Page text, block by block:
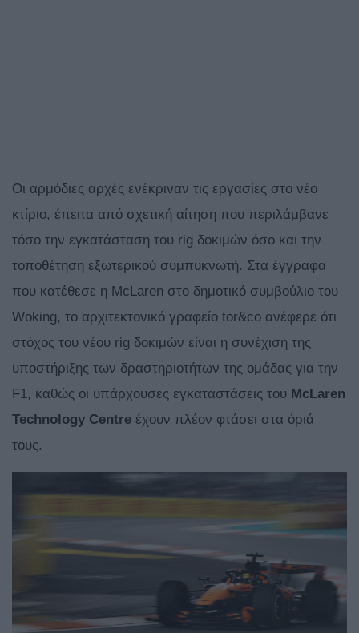
Οι αρμόδιες αρχές ενέκριναν τις εργασίες στο νέο
κτίριο, έπειτα από σχετική αίτηση που περιλάμβανε
τόσο την εγκατάσταση του rig δοκιμών όσο και την
τοποθέτηση εξωτερικού συμπυκνωτή. Στα έγγραφα
που κατέθεσε η McLaren στο δημοτικό συμβούλιο του
Woking, το αρχιτεκτονικό γραφείο tor&co ανέφερε ότι
στόχος του νέου rig δοκιμών είναι η συνέχιση της
υποστήριξης των δραστηριοτήτων της ομάδας για την
F1, καθώς οι υπάρχουσες εγκαταστάσεις του McLaren
Technology Centre έχουν πλέον φτάσει στα όριά
τους.